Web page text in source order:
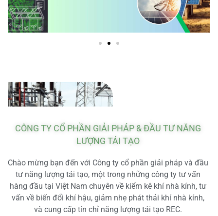
CÔNG TY CỔ PHẦN GIẢI PHÁP & ĐẦU TƯ NĂNG
LƯỢNG TÁI TẠO
Chào mừng bạn đến với Công ty cổ phần giải pháp và đầu
tư năng lượng tái tạo, một trong những công ty tư vấn
hàng đầu tại Việt Nam chuyên về kiểm kê khí nhà kính, tư
vấn về biến đổi khí hậu, giảm nhẹ phát thải khí nhà kính,
và cung cấp tín chỉ năng lượng tái tạo REC.